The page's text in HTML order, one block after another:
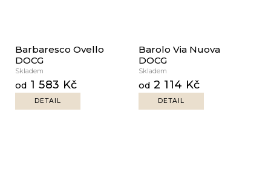
Barbaresco Ovello
DOCG
Skladem
od 1 583 Kč
DETAIL
Barolo Via Nuova
DOCG
Skladem
od 2 114 Kč
DETAIL